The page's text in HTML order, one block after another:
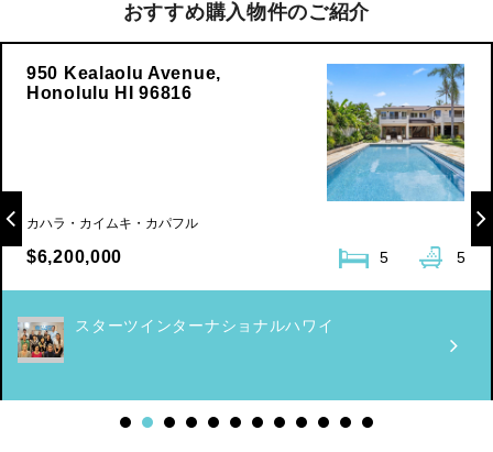
おすすめ購入物件のご紹介
950 Kealaolu Avenue,
Honolulu HI 96816
カハラ・カイムキ・カパフル
$6,200,000 5 5
スターツインターナショナルハワイ